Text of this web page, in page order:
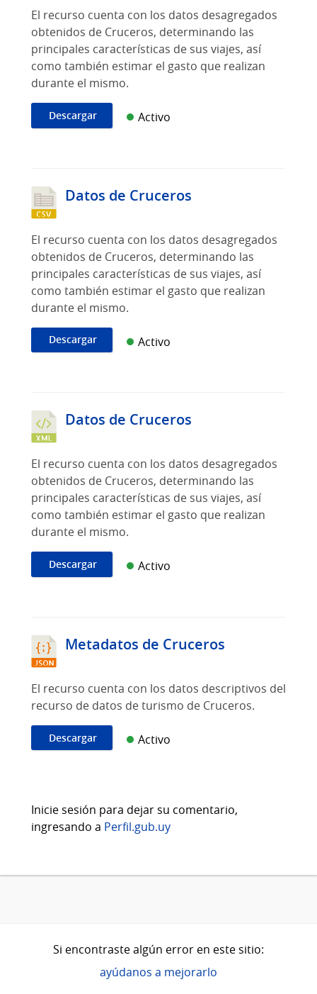
El recurso cuenta con los datos desagregados
obtenidos de Cruceros, determinando las
principales características de sus viajes, así
como también estimar el gasto que realizan
durante el mismo.
Descargar Activo
Datos de Cruceros
El recurso cuenta con los datos desagregados
obtenidos de Cruceros, determinando las
principales características de sus viajes, así
como también estimar el gasto que realizan
durante el mismo.
Descargar Activo
Datos de Cruceros
El recurso cuenta con los datos desagregados
obtenidos de Cruceros, determinando las
principales características de sus viajes, así
como también estimar el gasto que realizan
durante el mismo.
Descargar Activo
Metadatos de Cruceros
El recurso cuenta con los datos descriptivos del
recurso de datos de turismo de Cruceros.
Descargar Activo
Inicie sesión para dejar su comentario,
ingresando a Perfil.gub.uy
Si encontraste algún error en este sitio:
ayúdanos a mejorarlo